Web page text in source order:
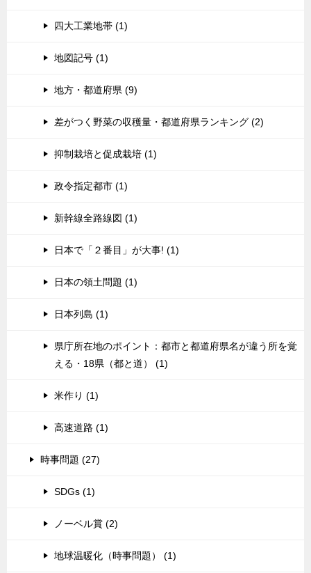
四大工業地帯 (1)
地図記号 (1)
地方・都道府県 (9)
差がつく野菜の収穫量・都道府県ランキング (2)
抑制栽培と促成栽培 (1)
政令指定都市 (1)
新幹線全路線図 (1)
日本で「２番目」が大事! (1)
日本の領土問題 (1)
日本列島 (1)
県庁所在地のポイント：都市と都道府県名が違う所を覚
える・18県（都と道） (1)
米作り (1)
高速道路 (1)
時事問題 (27)
SDGs (1)
ノーベル賞 (2)
地球温暖化（時事問題） (1)